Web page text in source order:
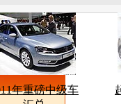
年重磅中级车